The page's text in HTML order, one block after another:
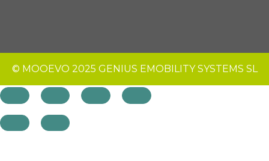
© MOOEVO 2025 GENIUS EMOBILITY SYSTEMS SL